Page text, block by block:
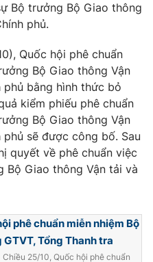
động sản
lòng Việt
mình bằng AI
Bộ trưởng Bộ Giao thông
phủ.
Quốc hội phê chuẩn
Bộ Giao thông Vận
bằng hình thức bỏ
kiểm phiếu phê chuẩn
Bộ Giao thông Vận
sẽ được công bố. Sau
quyết về phê chuẩn việc
Bộ Giao thông Vận tải và
phê chuẩn miễn nhiệm Bộ
Tổng Thanh tra
Chiều 25/10, Quốc hội phê chuẩn